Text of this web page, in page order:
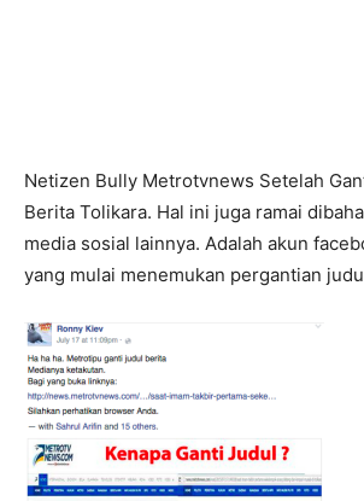
Netizen Bully Metrotvnews Setelah
Berita Tolikara. Hal ini juga ramai
media sosial lainnya. Adalah akun
yang mulai menemukan pergantian